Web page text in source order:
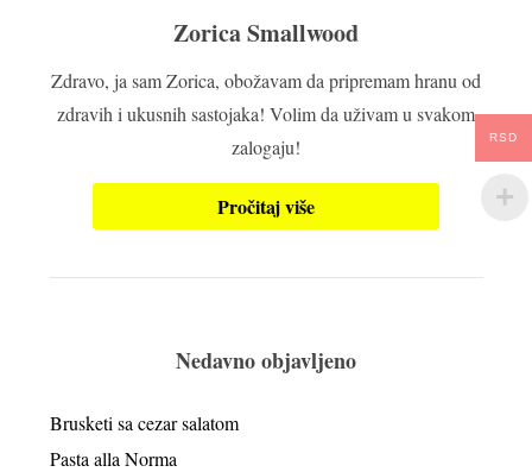
Zorica Smallwood
Zdravo, ja sam Zorica, obožavam da pripremam hranu od
zdravih i ukusnih sastojaka! Volim da uživam u svakom
zalogaju!
Pročitaj više
Nedavno objavljeno
Brusketi sa cezar salatom
Pasta alla Norma
RSD